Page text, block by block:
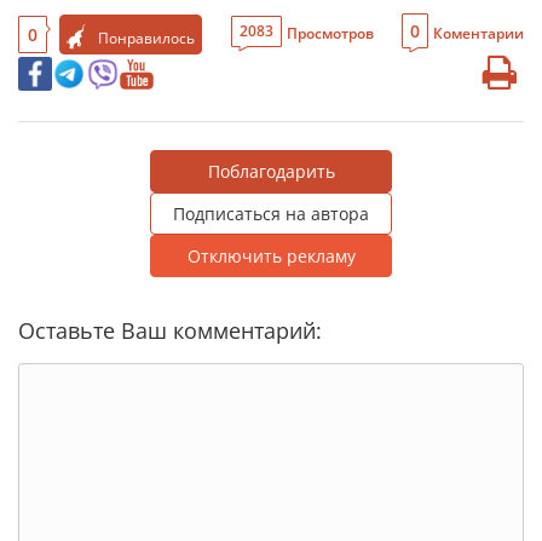
0 Понравилось 2083 Просмотров 0 Коментарии
Поблагодарить
Подписаться на автора
Отключить рекламу
Оставьте Ваш комментарий: